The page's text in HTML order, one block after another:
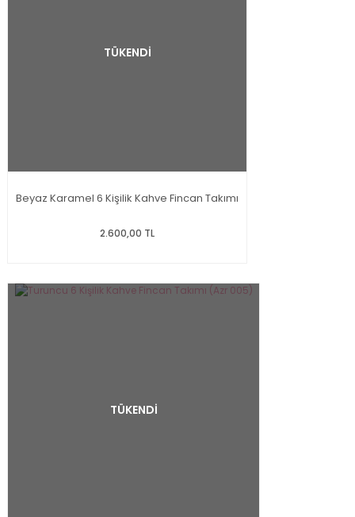
TÜKENDİ
Beyaz Karamel 6 Kişilik Kahve Fincan Takımı
2.600,00 TL
TÜKENDİ